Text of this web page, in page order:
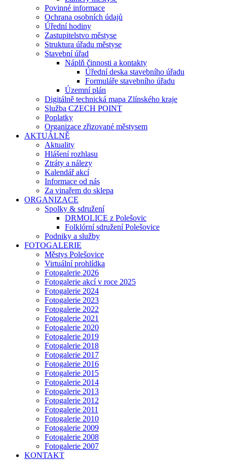
Povinné informace
Ochrana osobních údajů
Úřední hodiny
Zastupitelstvo městyse
Struktura úřadu městyse
Stavební úřad
Náplň činnosti a kontakty
Úřední deska stavebního úřadu
Formuláře stavebního úřadu
Územní plán
Digitálně technická mapa Zlínského kraje
Služba CZECH POINT
Poplatky
Organizace zřizované městysem
AKTUÁLNĚ
Aktuality
Hlášení rozhlasu
Ztráty a nálezy
Kalendář akcí
Informace od nás
Za vinařem do sklepa
ORGANIZACE
Spolky & sdružení
DRMOLICE z Polešovic
Folklórní sdružení Polešovice
Podniky a služby
FOTOGALERIE
Městys Polešovice
Virtuální prohlídka
Fotogalerie 2026
Fotogalerie akcí v roce 2025
Fotogalerie 2024
Fotogalerie 2023
Fotogalerie 2022
Fotogalerie 2021
Fotogalerie 2020
Fotogalerie 2019
Fotogalerie 2018
Fotogalerie 2017
Fotogalerie 2016
Fotogalerie 2015
Fotogalerie 2014
Fotogalerie 2013
Fotogalerie 2012
Fotogalerie 2011
Fotogalerie 2010
Fotogalerie 2009
Fotogalerie 2008
Fotogalerie 2007
KONTAKT